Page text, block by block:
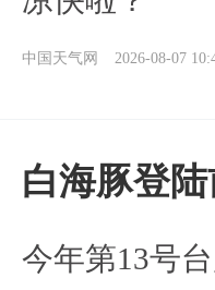
中国天气网 2026-08-07
白海豚登
今年第13号